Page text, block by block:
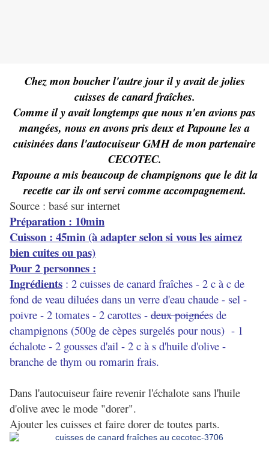
Chez mon boucher l'autre jour il y avait de jolies
cuisses de canard fraîches.
Comme il y avait longtemps que nous n'en avions pas
mangées, nous en avons pris deux et Papoune les a
cuisinées dans l'autocuiseur GMH de mon partenaire
CECOTEC.
Papoune a mis beaucoup de champignons que le dit la
recette car ils ont servi comme accompagnement.
Source : basé sur internet
Préparation : 10min
Cuisson : 45min (à adapter selon si vous les aimez
bien cuites ou pas)
Pour 2 personnes :
Ingrédients : 2 cuisses de canard fraîches - 2 c à c de
fond de veau diluées dans un verre d'eau chaude - sel -
poivre - 2 tomates - 2 carottes - deux poignées de
champignons (500g de cèpes surgelés pour nous) - 1
échalote - 2 gousses d'ail - 2 c à s d'huile d'olive -
branche de thym ou romarin frais.
Dans l'autocuiseur faire revenir l'échalote sans l'huile
d'olive avec le mode "dorer".
Ajouter les cuisses et faire dorer de toutes parts.